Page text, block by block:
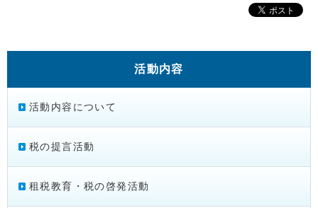
活動内容
活動内容について
税の提言活動
租税教育・税の啓発活動